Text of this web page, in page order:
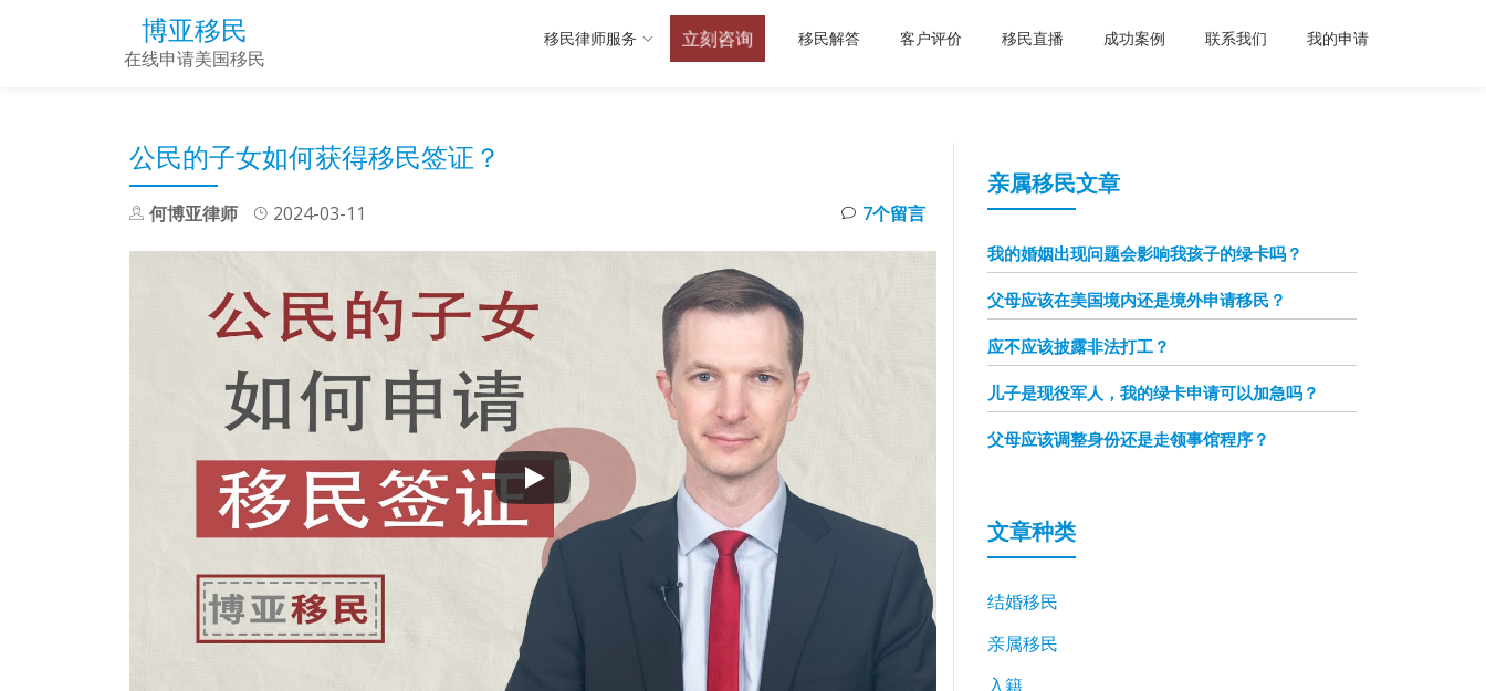
博亚移民
在线申请美国移民
移民律师服务 立刻咨询 移民解答 客户评价 移民直播 成功案例 联系我们 我的申请
公民的子女如何获得移民签证？
何博亚律师 2024-03-11 7个留言
亲属移民文章
我的婚姻出现问题会影响我孩子的绿卡吗？
父母应该在美国境内还是境外申请移民？
应不应该披露非法打工？
儿子是现役军人，我的绿卡申请可以加急吗？
父母应该调整身份还是走领事馆程序？
文章种类
结婚移民
亲属移民
入籍